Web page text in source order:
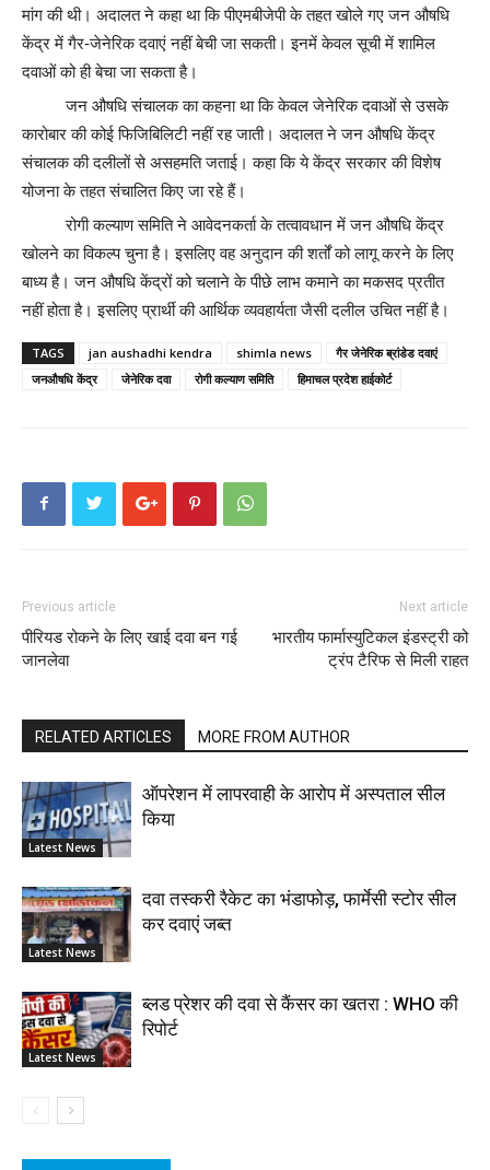
मांग की थी। अदालत ने कहा था कि पीएमबीजेपी के तहत खोले गए जन औषधि
केंद्र में गैर-जेनेरिक दवाएं नहीं बेची जा सकती। इनमें केवल सूची में शामिल
दवाओं को ही बेचा जा सकता है।
जन औषधि संचालक का कहना था कि केवल जेनेरिक दवाओं से उसके
कारोबार की कोई फिजिबिलिटी नहीं रह जाती। अदालत ने जन औषधि केंद्र
संचालक की दलीलों से असहमति जताई। कहा कि ये केंद्र सरकार की विशेष
योजना के तहत संचालित किए जा रहे हैं।
रोगी कल्याण समिति ने आवेदनकर्ता के तत्वावधान में जन औषधि केंद्र
खोलने का विकल्प चुना है। इसलिए वह अनुदान की शर्तों को लागू करने के लिए
बाध्य है। जन औषधि केंद्रों को चलाने के पीछे लाभ कमाने का मकसद प्रतीत
नहीं होता है। इसलिए प्रार्थी की आर्थिक व्यवहार्यता जैसी दलील उचित नहीं है।
TAGS jan aushadhi kendra shimla news
गैर जेनेरिक ब्रांडेड दवाएं
जनऔषधि केंद्र
जेनेरिक दवा रोगी कल्याण समिति हिमाचल प्रदेश हाईकोर्ट
Previous article
पीरियड रोकने के लिए खाई दवा बन गई
जानलेवा
Next article
भारतीय फार्मास्युटिकल इंडस्ट्री को
ट्रंप टैरिफ से मिली राहत
RELATED ARTICLES MORE FROM AUTHOR
Latest News
ऑपरेशन में लापरवाही के आरोप में अस्पताल सील
किया
Latest News
दवा तस्करी रैकेट का भंडाफोड़, फार्मेसी स्टोर सील
कर दवाएं जब्त
Latest News
ब्लड प्रेशर की दवा से कैंसर का खतरा : WHO की
रिपोर्ट